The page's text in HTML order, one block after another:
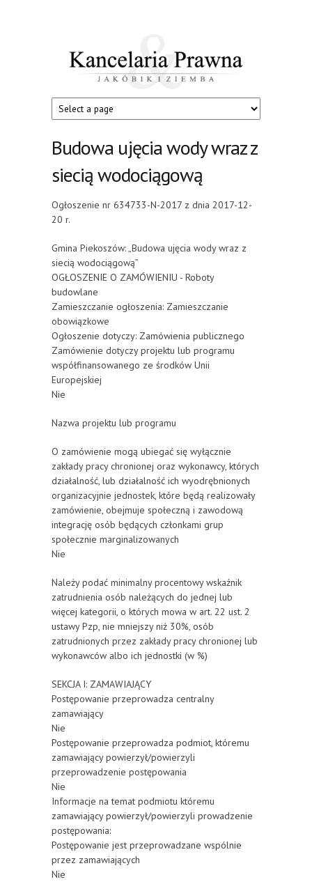
Kancelaria
Prawna
Budowa ujęcia wody wraz z
siecią wodociągową
Ogłoszenie nr 634733-N-2017 z dnia 2017-12-
20 r.
Gmina Piekoszów: „Budowa ujęcia wody wraz z
siecią wodociągową”
OGŁOSZENIE O ZAMÓWIENIU - Roboty
budowlane
Zamieszczanie ogłoszenia: Zamieszczanie
obowiązkowe
Ogłoszenie dotyczy: Zamówienia publicznego
Zamówienie dotyczy projektu lub programu
współfinansowanego ze środków Unii
Europejskiej
Nie
Nazwa projektu lub programu
O zamówienie mogą ubiegać się wyłącznie
zakłady pracy chronionej oraz wykonawcy, których
działalność, lub działalność ich wyodrębnionych
organizacyjnie jednostek, które będą realizowały
zamówienie, obejmuje społeczną i zawodową
integrację osób będących członkami grup
społecznie marginalizowanych
Nie
Należy podać minimalny procentowy wskaźnik
zatrudnienia osób należących do jednej lub
więcej kategorii, o których mowa w art. 22 ust. 2
ustawy Pzp, nie mniejszy niż 30%, osób
zatrudnionych przez zakłady pracy chronionej lub
wykonawców albo ich jednostki (w %)
SEKCJA I: ZAMAWIAJĄCY
Postępowanie przeprowadza centralny
zamawiający
Nie
Postępowanie przeprowadza podmiot, któremu
zamawiający powierzył/powierzyli
przeprowadzenie postępowania
Nie
Informacje na temat podmiotu któremu
zamawiający powierzył/powierzyli prowadzenie
postępowania:
Postępowanie jest przeprowadzane wspólnie
przez zamawiających
Nie